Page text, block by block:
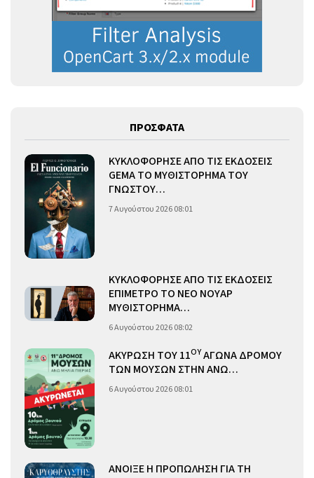
ΠΡΟΣΦΑΤΑ
ΚΥΚΛΟΦΟΡΗΣΕ ΑΠΟ ΤΙΣ ΕΚΔΟΣΕΙΣ
GEMA ΤΟ ΜΥΘΙΣΤΟΡΗΜΑ ΤΟΥ
ΓΝΩΣΤΟΥ…
7 Αυγούστου 2026 08:01
ΚΥΚΛΟΦΟΡΗΣΕ ΑΠΟ ΤΙΣ ΕΚΔΟΣΕΙΣ
ΕΠΙΜΕΤΡΟ ΤΟ ΝΕΟ ΝΟΥΑΡ
ΜΥΘΙΣΤΟΡΗΜΑ…
6 Αυγούστου 2026 08:02
ΑΚΥΡΩΣΗ ΤΟΥ 11ΟΥΑΓΩΝΑ ΔΡΟΜΟΥ
ΤΩΝ ΜΟΥΣΩΝ ΣΤΗΝ ΑΝΩ…
6 Αυγούστου 2026 08:01
ΑΝΟΙΞΕ Η ΠΡΟΠΩΛΗΣΗ ΓΙΑ ΤΗ